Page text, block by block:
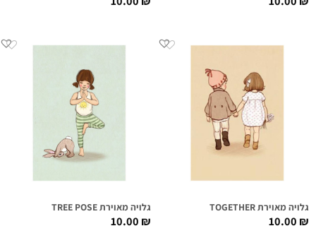
גלויה מאוירת TOGETHER
10.00₪
גלויה מאוירת TREE POSE
10.00₪